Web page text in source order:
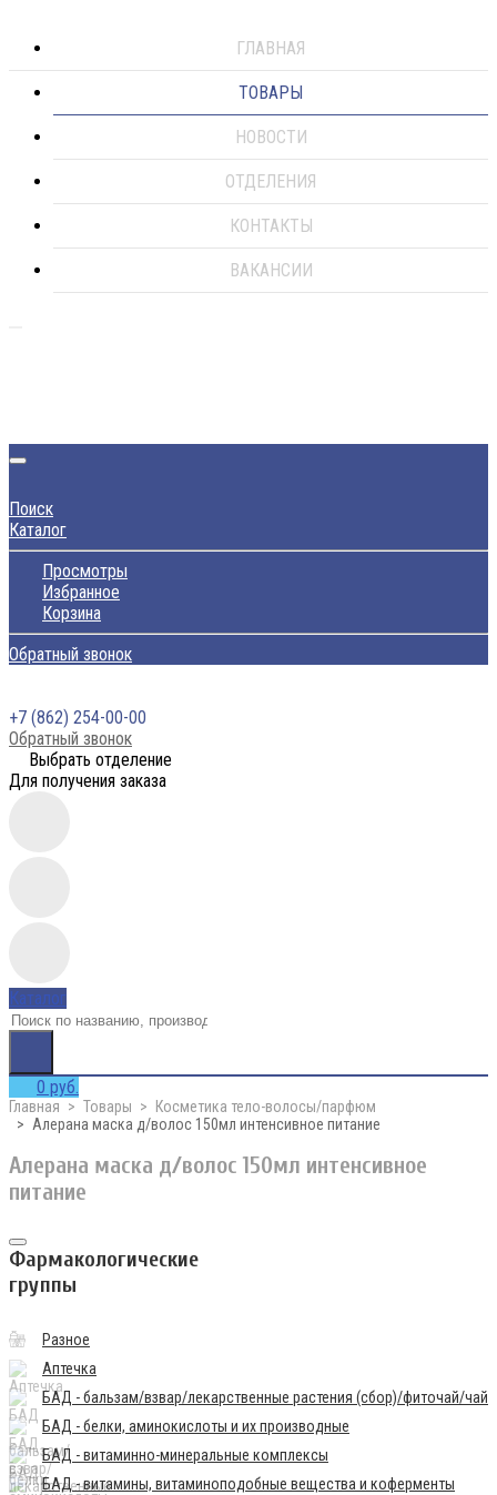
ГЛАВНАЯ
ТОВАРЫ
НОВОСТИ
ОТДЕЛЕНИЯ
КОНТАКТЫ
ВАКАНСИИ
Поиск
Каталог
Просмотры
Избранное
Корзина
Обратный звонок
+7 (862) 254-00-00
Обратный звонок
Выбрать отделение
Для получения заказа
Каталог
0 руб.
Главная Товары
Косметика тело-волосы/парфюм
Алерана маска д/волос 150мл интенсивное питание
Алерана маска д/волос 150мл интенсивное
питание
Фармакологические
группы
Разное
Аптечка
БАД - бальзам/взвар/лекарственные растения (сбор)/фиточай/чай
БАД - белки, аминокислоты и их производные
БАД - витаминно-минеральные комплексы
БАД - витамины, витаминоподобные вещества и коферменты